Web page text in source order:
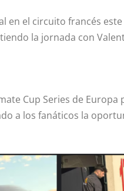
en el circuito francés
la jornada con
Cup Series de
a los fanáticos la